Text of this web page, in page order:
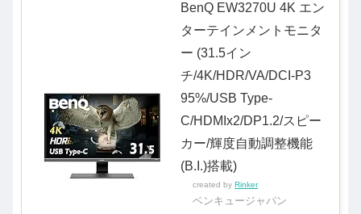
BenQ EW3270U 4K エン
ターテインメントモニタ
ー (31.5イン
チ/4K/HDR/VA/DCI-P3
95%/USB Type-
C/HDMIx2/DP1.2/スピー
カー/輝度自動調整機能
(B.I.)搭載)
created by Rinker
ベンキュージャパン